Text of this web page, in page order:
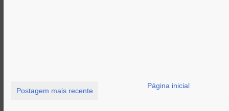
Postagem mais recente
Página inicial